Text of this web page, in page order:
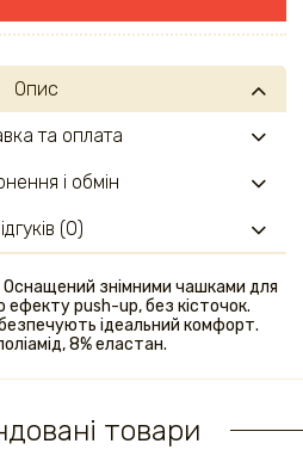
Опис
знімними чашками для
ефекту push-up, без кісточок.
ідеальний комфорт.
8% еластан.
та оплата
і обмін
(0)
товари